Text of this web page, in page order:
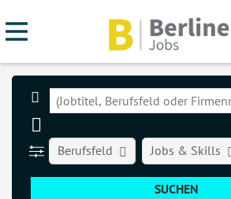
Berufsfeld Jobs & Skills